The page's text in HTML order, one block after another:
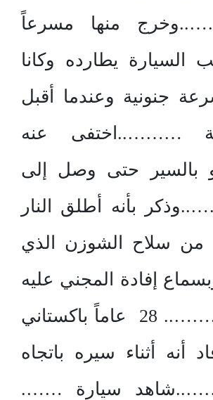
منها مسرعاً
السيارة يطارده وكانا
جنونية وعندما أقبل
………..اختفى عنه
بالسير حتى وصل إلى
بأنه أطلق النار
من سلاح الشوزن الذي
إفادة المجني عليه
المقيم / ……….. 28 عاماً باكستاني
أنه أثناء سيره باتجاه
سيارة …….